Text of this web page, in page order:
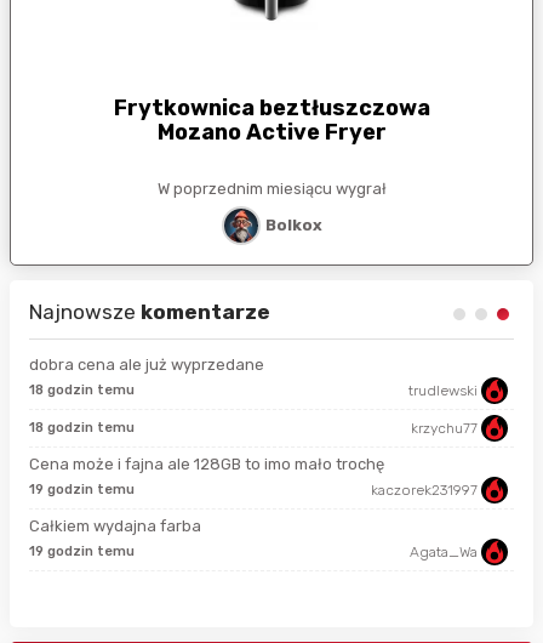
Frytkownica beztłuszczowa
Mozano Active Fryer
W poprzednim miesiącu wygrał
Bolkox
Najnowsze komentarze
dobra cena ale już wyprzedane
18 godzin temu trudlewski
18 godzin temu krzychu77
Cena może i fajna ale 128GB to imo mało trochę
19 godzin temu kaczorek231997
Całkiem wydajna farba
19 godzin temu Agata_Wa